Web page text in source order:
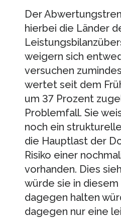
Der
hierbei die Länder
weigern sich
versuchen
wertet seit dem
um 37 Prozent
Problemfall. Sie
noch ein
die Hauptlast der
Risiko einer
vorhanden. Dies
würde sie in diesem
dagegen halten
dagegen nur eine